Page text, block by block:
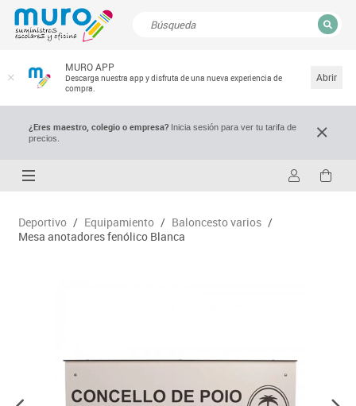
MURO APP
Descarga nuestra app y disfruta de una nueva experiencia de
compra.
Abrir
¿Eres maestro, colegio o empresa?Inicia sesión para ver tu tarifa de
precios.
Deportivo / Equipamiento / Baloncesto varios /
Mesa anotadores fenólico Blanca